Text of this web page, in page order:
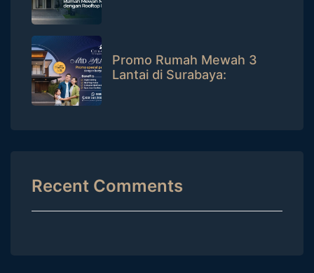
Promo Rumah Mewah 3
Lantai di Surabaya:
Recent Comments